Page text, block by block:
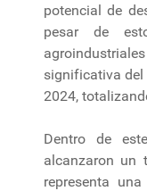
potencial de
pesar de
significativa del
2024,
Dentro de
alcanzaron un
representa